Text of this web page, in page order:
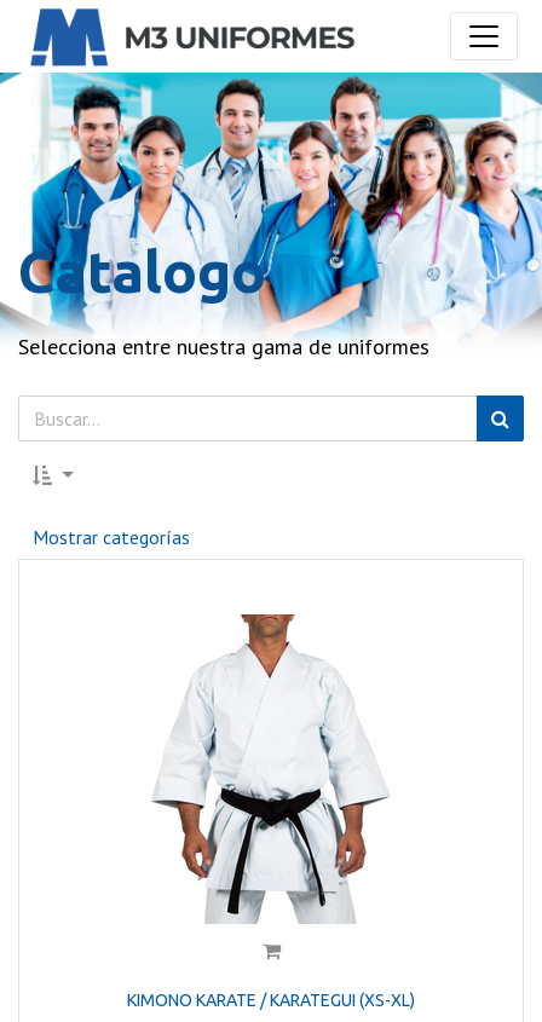
Catalogo
Selecciona entre nuestra gama de uniformes
Mostrar categorías
KIMONO KARATE / KARATEGUI (XS-XL)